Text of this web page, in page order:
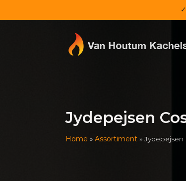
Jydepejsen
Home » Assortiment » Jydepejsen